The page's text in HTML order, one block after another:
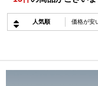
人気順 価格が安